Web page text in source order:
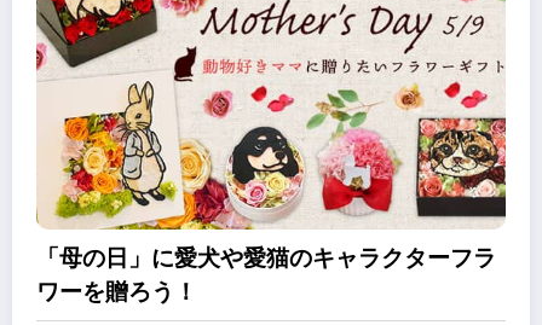
「母の日」に愛犬や愛猫のキャラクターフラ
ワーを贈ろう！